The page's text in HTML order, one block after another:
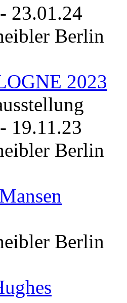
- 23.01.24
Berlin
2023
- 19.11.23
Berlin
Berlin